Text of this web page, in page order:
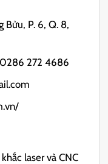
Bửu, P. 6, Q. 8,
272 4686
laser và CNC